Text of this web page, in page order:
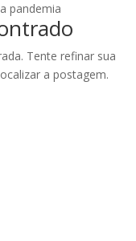
pandemia
Tente refinar sua
a postagem.